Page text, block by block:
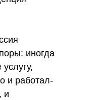
иногда
и работал-
и